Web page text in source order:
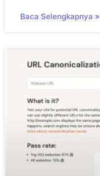
Baca Selengkapnya »